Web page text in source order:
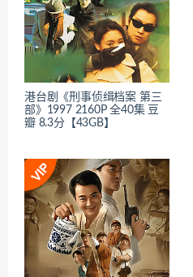
港台剧《刑事侦缉档案 第三
部》1997 2160P 全40集 豆
瓣 8.3分【43GB】